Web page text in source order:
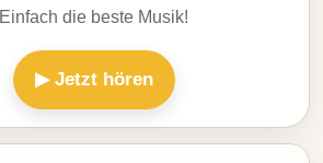
Einfach die beste Musik!
▶ Jetzt hören